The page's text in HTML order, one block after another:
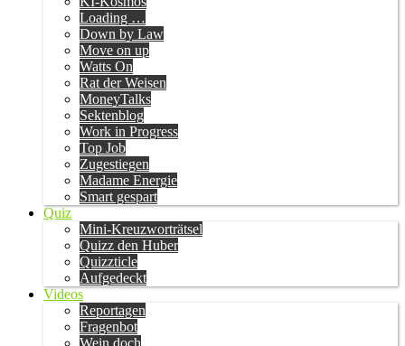
Loading …
Down by Law
Move on up
Watts On
Rat der Weisen
MoneyTalks
Sektenblog
Work in Progress
Top Job
Zugestiegen
Madame Energie
Smart gespart
Quiz
Mini-Kreuzworträtsel
Quizz den Huber
Quizzticle
Aufgedeckt
Videos
Reportagen
Fragenbot
Wein doch